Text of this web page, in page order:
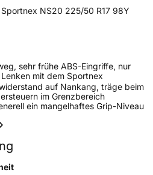
NS20 225/50 R17 98Y
sehr frühe ABS-Eingriffe, nur
mit dem Sportnex
auf Nankang, träge beim
im Grenzbereich
ein mangelhaftes Grip-Niveau